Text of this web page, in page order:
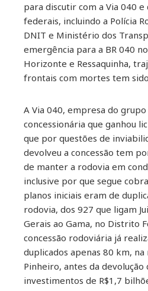
para discutir com a Via 040
federais, incluindo a Polícia
DNIT e Ministério dos
emergência para a BR 040
Horizonte e Ressaquinha,
frontais com mortes tem
A Via 040, empresa do
concessionária que ganhou
que por questões de
devolveu a concessão tem
de manter a rodovia em
inclusive por que segue
planos iniciais eram de
rodovia, dos 927 que ligam
Gerais ao Gama, no Distrito
concessão rodoviária já
duplicados apenas 80 km, na
Pinheiro, antes da
investimentos de R$1,7